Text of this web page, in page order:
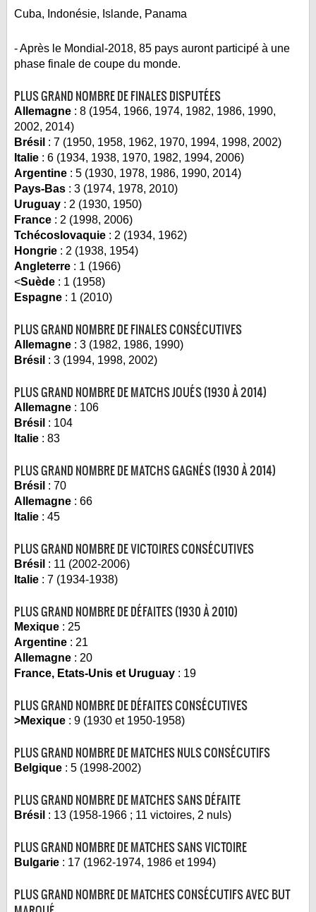
Cuba, Indonésie, Islande, Panama
- Après le Mondial-2018, 85 pays auront participé à une
phase finale de coupe du monde.
PLUS GRAND NOMBRE DE FINALES DISPUTÉES
Allemagne: 8 (1954, 1966, 1974, 1982, 1986, 1990,
2002, 2014)
Brésil : 7 (1950, 1958, 1962, 1970, 1994, 1998, 2002)
Italie: 6 (1934, 1938, 1970, 1982, 1994, 2006)
Argentine: 5 (1930, 1978, 1986, 1990, 2014)
Pays-Bas: 3 (1974, 1978, 2010)
Uruguay: 2 (1930, 1950)
France: 2 (1998, 2006)
Tchécoslovaquie: 2 (1934, 1962)
Hongrie: 2 (1938, 1954)
Angleterre: 1 (1966)
<Suède: 1 (1958)
Espagne: 1 (2010)
PLUS GRAND NOMBRE DE FINALES CONSÉCUTIVES
Allemagne: 3 (1982, 1986, 1990)
Brésil : 3 (1994, 1998, 2002)
PLUS GRAND NOMBRE DE MATCHS JOUÉS (1930 À 2014)
Allemagne: 106
Brésil : 104
Italie: 83
PLUS GRAND NOMBRE DE MATCHS GAGNÉS (1930 À 2014)
Brésil : 70
Allemagne: 66
Italie: 45
PLUS GRAND NOMBRE DE VICTOIRES CONSÉCUTIVES
Brésil : 11 (2002-2006)
Italie: 7 (1934-1938)
PLUS GRAND NOMBRE DE DÉFAITES (1930 À 2010)
Mexique: 25
Argentine: 21
Allemagne: 20
France, Etats-Unis et Uruguay: 19
PLUS GRAND NOMBRE DE DÉFAITES CONSÉCUTIVES
>Mexique: 9 (1930 et 1950-1958)
PLUS GRAND NOMBRE DE MATCHES NULS CONSÉCUTIFS
Belgique: 5 (1998-2002)
PLUS GRAND NOMBRE DE MATCHES SANS DÉFAITE
Brésil : 13 (1958-1966 ; 11 victoires, 2 nuls)
PLUS GRAND NOMBRE DE MATCHES SANS VICTOIRE
Bulgarie: 17 (1962-1974, 1986 et 1994)
PLUS GRAND NOMBRE DE MATCHES CONSÉCUTIFS AVEC BUT